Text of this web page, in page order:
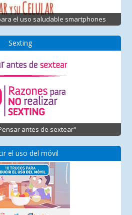
el uso saludable smartphones
Sexting
antes de sextear"
el uso del móvil